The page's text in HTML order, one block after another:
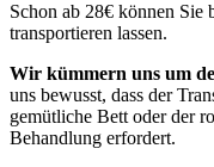
Schon ab 28€ können Sie
transportieren lassen.
Wir kümmern uns um
uns bewusst, dass der
gemütliche Bett oder der
Behandlung erfordert.